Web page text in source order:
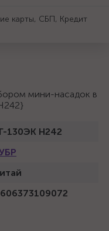
карты, СБП, Кредит
мини-насадок в
130ЭК H242